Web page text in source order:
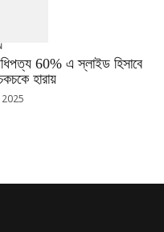
60% এ স্লাইড হিসাবে
হারায়